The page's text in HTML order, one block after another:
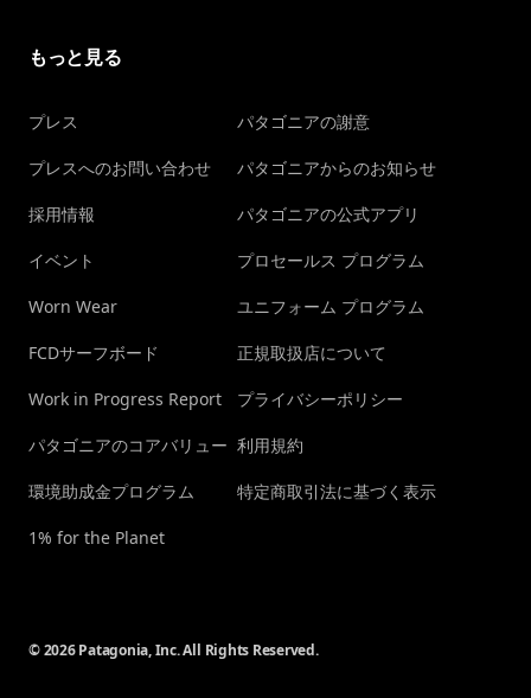
もっと見る
プレス
プレスへのお問い合わせ
採用情報
イベント
Worn Wear
FCDサーフボード
Work in Progress Report
パタゴニアのコアバリュー
環境助成金プログラム
1% for the Planet
パタゴニアの謝意
パタゴニアからのお知らせ
パタゴニアの公式アプリ
プロセールス プログラム
ユニフォーム プログラム
正規取扱店について
プライバシーポリシー
利用規約
特定商取引法に基づく表示
© 2026 Patagonia, Inc. All Rights Reserved.